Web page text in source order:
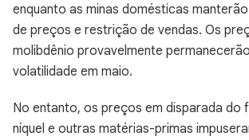
enquanto as minas domésticas
de preços e restrição de vendas. Os
molibdênio provavelmente
volatilidade em maio.
No entanto, os preços em disparada do
níquel e outras matérias-primas